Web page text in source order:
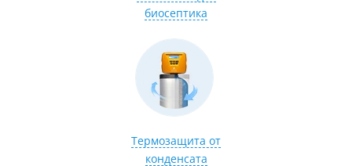
биосептика
Термозащита от
конденсата